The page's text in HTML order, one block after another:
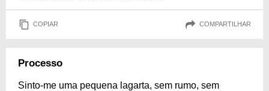
COPIAR COMPARTILHAR
Processo
Sinto-me uma pequena lagarta, sem rumo, sem